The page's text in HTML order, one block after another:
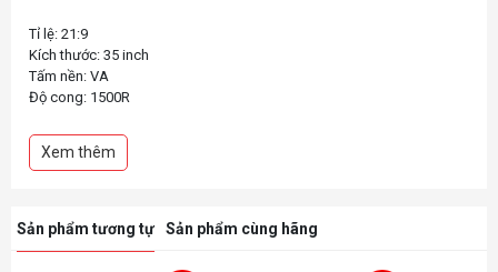
Tỉ lệ: 21:9
Kích thước: 35 inch
Tấm nền: VA
Độ cong: 1500R
Độ sáng: 300cd/m2
Tốc độ làm mới: 120Hz
Xem thêm
Sản phẩm tương tự Sản phẩm cùng hãng